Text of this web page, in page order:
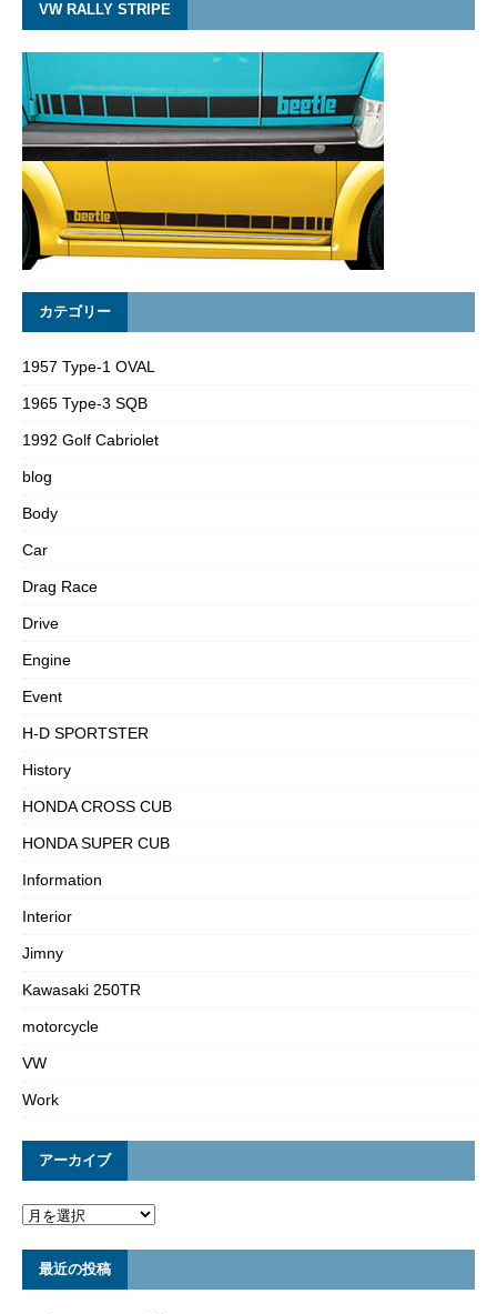
VW RALLY STRIPE
カテゴリー
1957 Type-1 OVAL
1965 Type-3 SQB
1992 Golf Cabriolet
blog
Body
Car
Drag Race
Drive
Engine
Event
H-D SPORTSTER
History
HONDA CROSS CUB
HONDA SUPER CUB
Information
Interior
Jimny
Kawasaki 250TR
motorcycle
VW
Work
アーカイブ
最近の投稿